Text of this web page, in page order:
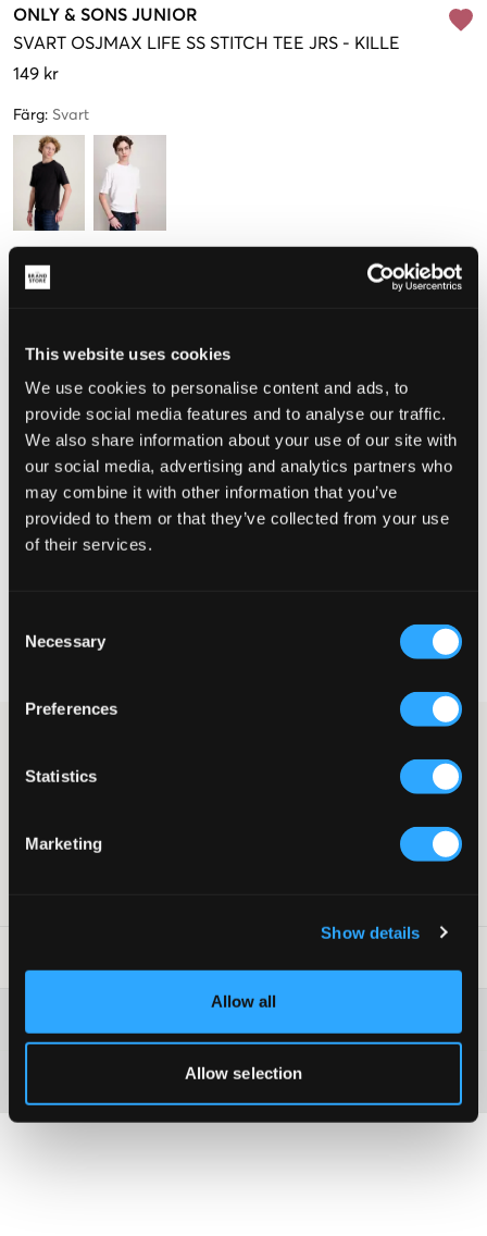
This website uses cookies
We use cookies to personalise content and ads, to
provide social media features and to analyse our traffic.
We also share information about your use of our site with
our social media, advertising and analytics partners who
may combine it with other information that you’ve
provided to them or that they’ve collected from your use
of their services.
Selection
Necessary
Preferences
Statistics
Marketing
Show details
Allow all
Allow selection
ONLY & SONS JUNIOR
SVART OSJMAX LIFE SS STITCH TEE JRS - KILLE
149 kr
Färg: Svart
Endast 3
kvar
Upplevd storlek
Liten Perfekt Stor
Öppet köpi 60 dagar
har rund halsringning. Denna T-shirt är ett perfekt basplagg.
Lev. färg/färgkod